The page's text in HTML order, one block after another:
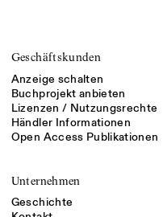
Geschäftskunden
Anzeige schalten
Buchprojekt anbieten
Lizenzen / Nutzungsrechte
Händler Informationen
Open Access Publikationen
Unternehmen
Geschichte